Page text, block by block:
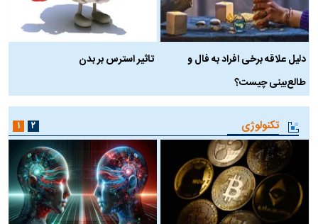
دلیل علاقه برخی افراد به فال و
طالع‌بینی چیست؟
تاثیر استرس بر بدن
تکنولوژی ۱ ۲